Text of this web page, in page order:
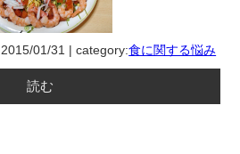
2015/01/31 | category:食に関する悩み
読む